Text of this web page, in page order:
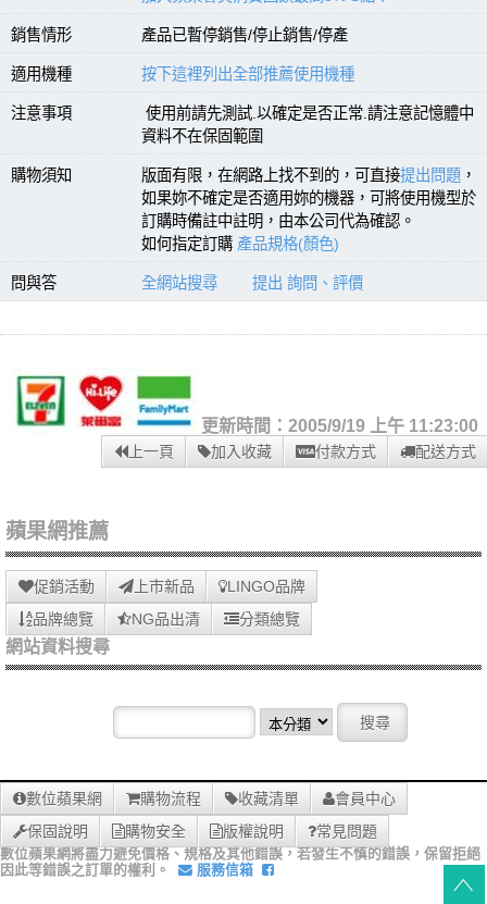
銷售情形 產品已暫停銷售/停止銷售/停產
適用機種 按下這裡列出全部推薦使用機種
注意事項
使用前請先測試.以確定是否正常.請注意記憶體中
資料不在保固範圍
購物須知 版面有限，在網路上找不到的，可直接提出問題 ，
如果妳不確定是否適用妳的機器，可將使用機型於
訂購時備註中註明，由本公司代為確認。
如何指定訂購 產品規格(顏色)
問與答 全網站搜尋 提出 詢問、評價
更新時間：2005/9/19 上午 11:23:00
上一頁 加入收藏 付款方式 配送方式
蘋果網推薦
促銷活動 上市新品
LINGO品牌
品牌總覽
NG品出清 分類總覽
網站資料搜尋
數位蘋果網 購物流程 收藏清單
會員中心
保固說明
購物安全 版權說明 常見問題
數位蘋果網將盡力避免價格、規格及其他錯誤，若發生不慎的錯誤，保留拒絕
因此等錯誤之訂單的權利。
服務信箱